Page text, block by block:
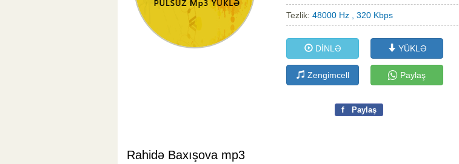
Tezlik: 48000 Hz , 320 Kbps
DİNLƏ YÜKLƏ
Zengimcell Paylaş
f Paylaş
Rahidə Baxışova mp3